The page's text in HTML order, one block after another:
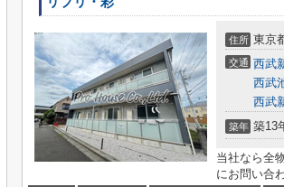
住所 東京
交通 西武
西武
西武
築年 築13
当社なら全
にお問い合